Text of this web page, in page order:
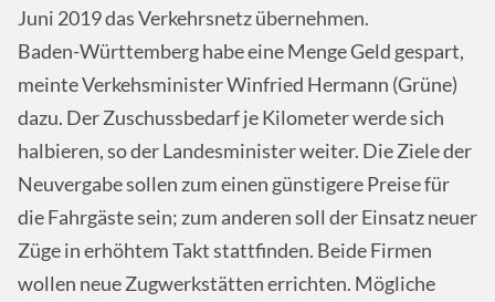
Juni 2019 das Verkehrsnetz übernehmen.
Baden-Württemberg habe eine Menge Geld gespart,
meinte Verkehsminister Winfried Hermann (Grüne)
dazu. Der Zuschussbedarf je Kilometer werde sich
halbieren, so der Landesminister weiter. Die Ziele der
Neuvergabe sollen zum einen günstigere Preise für
die Fahrgäste sein; zum anderen soll der Einsatz neuer
Züge in erhöhtem Takt stattfinden. Beide Firmen
wollen neue Zugwerkstätten errichten. Mögliche